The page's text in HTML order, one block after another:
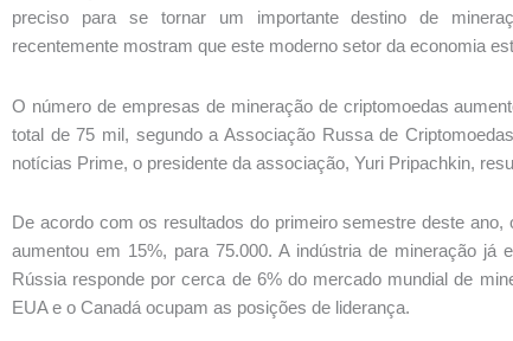
preciso para se tornar um importante destino de
recentemente mostram que este moderno setor da economia
O número de empresas de mineração de criptomoedas
total de 75 mil, segundo a Associação Russa de
notícias Prime, o presidente da associação, Yuri Pripachkin,
De acordo com os resultados do primeiro semestre deste
aumentou em 15%, para 75.000. A indústria de mineração já
Rússia responde por cerca de 6% do mercado mundial de
EUA e o Canadá ocupam as posições de liderança.